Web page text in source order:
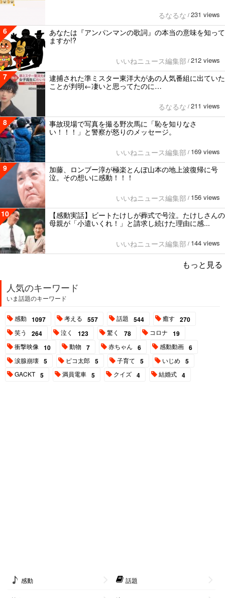
るなるな / 231 views
6
あなたは『アンパンマンの歌詞』の本当の意味を知って
ますか!?
いいねニュース編集部 / 212 views
7
逮捕された準ミスター東洋大があの人気番組に出ていた
ことが判明←凄いと思ってたのに…
るなるな / 211 views
8
事故現場で写真を撮る野次馬に「恥を知りなさ
い！！！」と警察が怒りのメッセージ。
いいねニュース編集部 / 169 views
9
加藤、ロンブー淳が極楽とんぼ山本の地上波復帰に号
泣。その想いに感動！！！
いいねニュース編集部 / 156 views
10
【感動実話】ビートたけしが葬式で号泣。たけしさんの
母親が「小遣いくれ！」と請求し続けた理由に感...
いいねニュース編集部 / 144 views
もっと見る
人気のキーワード
いま話題のキーワード
感動 1097 考える 557 話題 544 癒す 270
笑う 264 泣く 123 驚く 78 コロナ 19
衝撃映像 10 動物 7 赤ちゃん 6 感動動画 6
涙腺崩壊 5 ピコ太郎 5 子育て 5 いじめ 5
GACKT 5 満員電車 5 クイズ 4 結婚式 4
感動 話題